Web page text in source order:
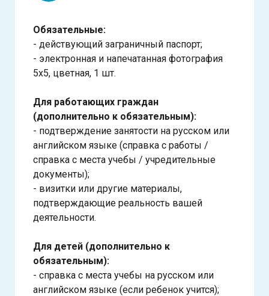
Обязательные:
- действующий заграничный паспорт;
- электронная и напечатанная фотография
5х5, цветная, 1 шт.
Для работающих граждан
(дополнительно к обязательным):
- подтверждение занятости на русском или
английском языке (справка с работы /
справка с места учебы / учредительные
документы);
- визитки или другие материалы,
подтверждающие реальность вашей
деятельности.
Для детей (дополнительно к
обязательным):
- справка с места учебы на русском или
английском языке (если ребенок учится);